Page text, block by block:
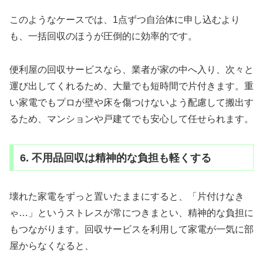
このようなケースでは、1点ずつ自治体に申し込むより
も、一括回収のほうが圧倒的に効率的です。
便利屋の回収サービスなら、業者が家の中へ入り、次々と
運び出してくれるため、大量でも短時間で片付きます。重
い家電でもプロが壁や床を傷つけないよう配慮して搬出す
るため、マンションや戸建てでも安心して任せられます。
6. 不用品回収は精神的な負担も軽くする
壊れた家電をずっと置いたままにすると、「片付けなき
ゃ…」というストレスが常につきまとい、精神的な負担に
もつながります。回収サービスを利用して家電が一気に部
屋からなくなると、